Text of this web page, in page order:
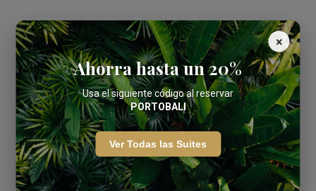
×
Ahorra hasta un 20%
Usa el siguiente código al reservar
PORTOBALI
Ver Todas las Suites